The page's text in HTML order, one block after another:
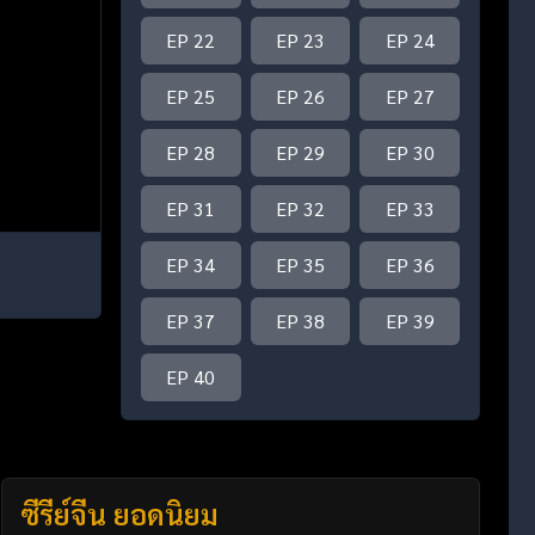
EP 22 EP 23 EP 24
EP 25 EP 26 EP 27
EP 28 EP 29 EP 30
EP 31 EP 32 EP 33
EP 34 EP 35 EP 36
EP 37 EP 38 EP 39
EP 40
ซีรี่ย์จีน ยอดนิยม